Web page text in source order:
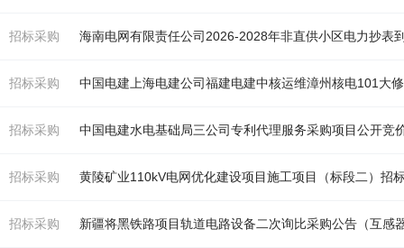
招标采购
招标采购 中国电建上海电建公司福建电建中核运维漳州核电101大
招标采购 中国电建水电基础局三公司专利代理服务采购项目公开竞
招标采购 黄陵矿业110kV电网优化建设项目施工项目（标段二）招
招标采购 新疆将黑铁路项目轨道电路设备二次询比采购公告（互感